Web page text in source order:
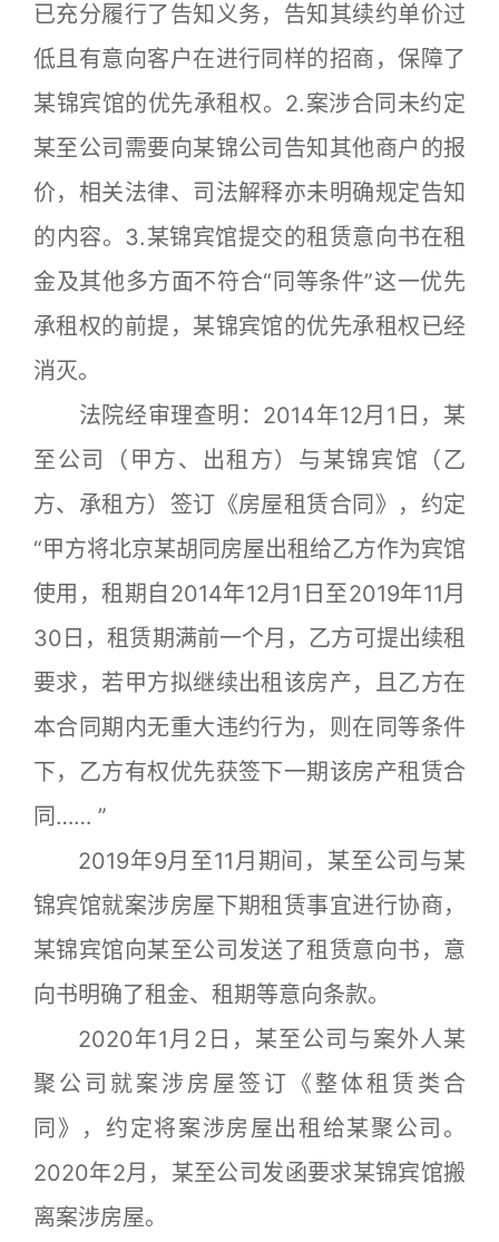
已充分履行了告知义务，告知其续约单价过
低且有意向客户在进行同样的招商，保障了
某锦宾馆的优先承租权。2.案涉合同未约定
某至公司需要向某锦公司告知其他商户的报
价，相关法律、司法解释亦未明确规定告知
的内容。3.某锦宾馆提交的租赁意向书在租
金及其他多方面不符合“同等条件”这一优先
承租权的前提，某锦宾馆的优先承租权已经
消灭。
法院经审理查明：2014年12月1日，某
至公司（甲方、出租方）与某锦宾馆（乙
方、承租方）签订《房屋租赁合同》，约定
“甲方将北京某胡同房屋出租给乙方作为宾馆
使用，租期自2014年12月1日至2019年11月
30日，租赁期满前一个月，乙方可提出续租
要求，若甲方拟继续出租该房产，且乙方在
本合同期内无重大违约行为，则在同等条件
下，乙方有权优先获签下一期该房产租赁合
同…… ”
2019年9月至11月期间，某至公司与某
锦宾馆就案涉房屋下期租赁事宜进行协商，
某锦宾馆向某至公司发送了租赁意向书，意
向书明确了租金、租期等意向条款。
2020年1月2日，某至公司与案外人某
聚公司就案涉房屋签订《整体租赁类合
同》，约定将案涉房屋出租给某聚公司。
2020年2月，某至公司发函要求某锦宾馆搬
离案涉房屋。